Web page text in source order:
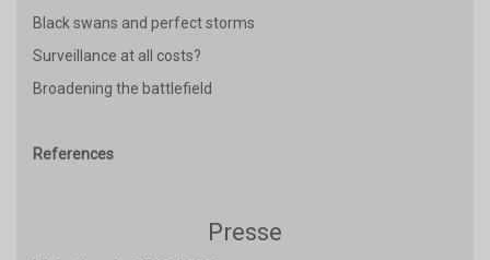
Black swans and perfect storms
Surveillance at all costs?
Broadening the battlefield
References
Presse